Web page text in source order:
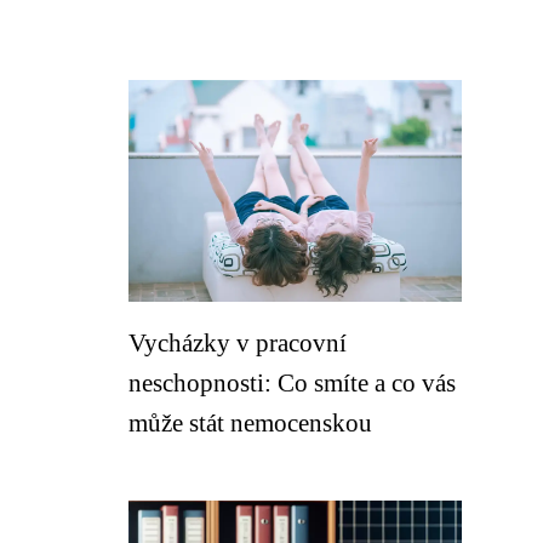
Vycházky v pracovní
neschopnosti: Co smíte a co vás
může stát nemocenskou